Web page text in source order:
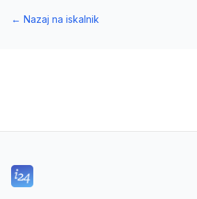
← Nazaj na iskalnik